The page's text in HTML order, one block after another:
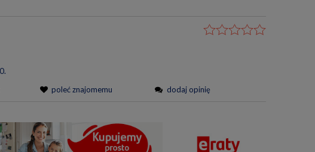
poleć znajomemu dodaj opinię